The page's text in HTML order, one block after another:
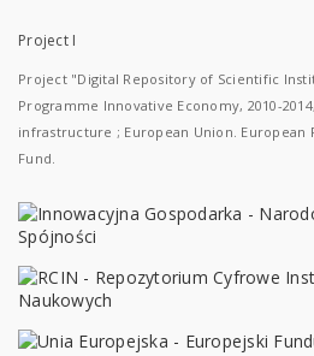
Project I
Project "Digital Repository of Scientific
Programme Innovative Economy, 2010-
infrastructure ; European Union. European
Fund.